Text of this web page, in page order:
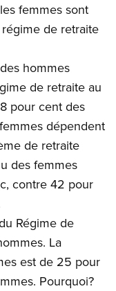
femmes sont
de retraite
hommes
de retraite au
pour cent des
dépendent
de retraite
des femmes
contre 42 pour
Régime de
La
est de 25 pour
Pourquoi?